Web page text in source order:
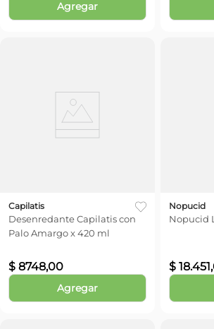
Agregar
Capilatis
Desenredante Capilatis con
Palo Amargo x 420 ml
$ 8748,00
Agregar
Nopucid
Nopucid
$ 18.451,